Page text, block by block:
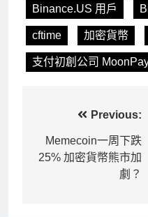
Binance.US 用戶
cftime 加密貨幣
支付初創公司
章
Previous:
Memecoin一周下跌
25% 加密貨幣熊市加
劇？